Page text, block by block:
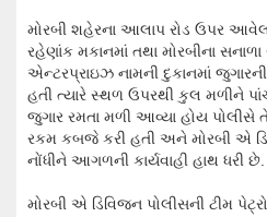
મોરબી શહેરના આલાપ રોડ ઉપર આવેલ
રહેણાંક મકાનમાં તથા મોરબીના
એન્ટરપ્રાઇઝ નામની દુકાનમાં
હતી ત્યારે સ્થળ ઉપરથી કુલ મળીને
જુગાર રમતા મળી આવ્યા હોય પોલીસે
રકમ કબજે કરી હતી અને મોરબી એ
નોંધીને આગળની કાર્યવાહી હાથ ધરી છે.
મોરબી એ ડિવિજન પોલીસની ટીમ